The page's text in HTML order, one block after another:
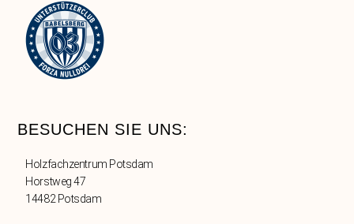
BESUCHEN SIE UNS:
Holzfachzentrum Potsdam
Horstweg 47
14482 Potsdam